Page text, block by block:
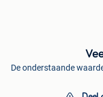
De onderstaande